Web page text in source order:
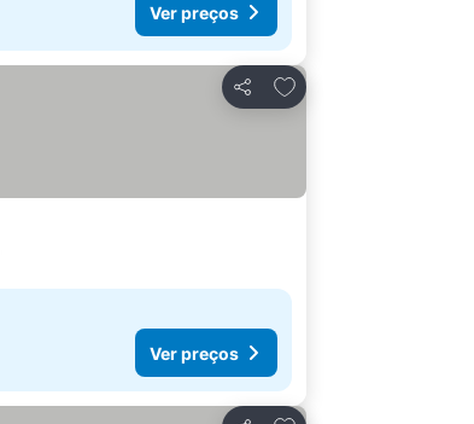
Ver preços
Partilhar
Adicionar aos favoritos
Ver preços